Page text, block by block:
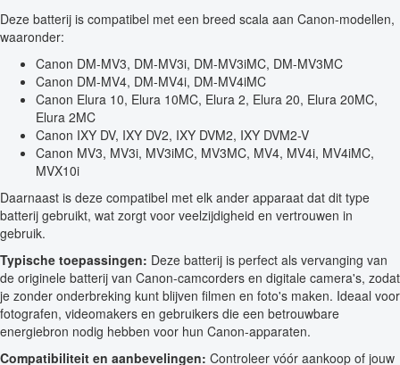
Deze batterij is compatibel met een breed scala aan Canon-modellen,
waaronder:
Canon DM-MV3, DM-MV3i, DM-MV3iMC, DM-MV3MC
Canon DM-MV4, DM-MV4i, DM-MV4iMC
Canon Elura 10, Elura 10MC, Elura 2, Elura 20, Elura 20MC,
Elura 2MC
Canon IXY DV, IXY DV2, IXY DVM2, IXY DVM2-V
Canon MV3, MV3i, MV3iMC, MV3MC, MV4, MV4i, MV4iMC,
MVX10i
Daarnaast is deze compatibel met elk ander apparaat dat dit type
batterij gebruikt, wat zorgt voor veelzijdigheid en vertrouwen in
gebruik.
Typische toepassingen: Deze batterij is perfect als vervanging van
de originele batterij van Canon-camcorders en digitale camera's, zodat
je zonder onderbreking kunt blijven filmen en foto's maken. Ideaal voor
fotografen, videomakers en gebruikers die een betrouwbare
energiebron nodig hebben voor hun Canon-apparaten.
Compatibiliteit en aanbevelingen: Controleer vóór aankoop of jouw